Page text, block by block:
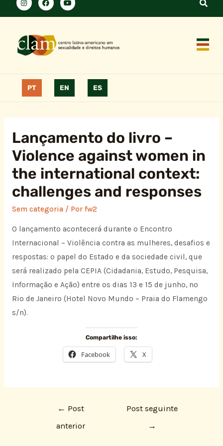
PT EN ES
Lançamento do livro –
Violence against women in
the international context:
challenges and responses
Sem categoria/ Por fw2
O lançamento acontecerá durante o Encontro
Internacional – Violência contra as mulheres, desafios e
respostas: o papel do Estado e da sociedade civil, que
será realizado pela CEPIA (Cidadania, Estudo, Pesquisa,
Informação e Ação) entre os dias 13 e 15 de junho, no
Rio de Janeiro (Hotel Novo Mundo – Praia do Flamengo
s/n).
Compartilhe isso:
Facebook X
← Post
anterior
Post seguinte
→